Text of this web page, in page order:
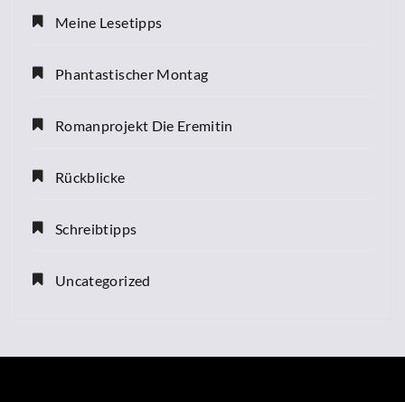
Meine Lesetipps
Phantastischer Montag
Romanprojekt Die Eremitin
Rückblicke
Schreibtipps
Uncategorized